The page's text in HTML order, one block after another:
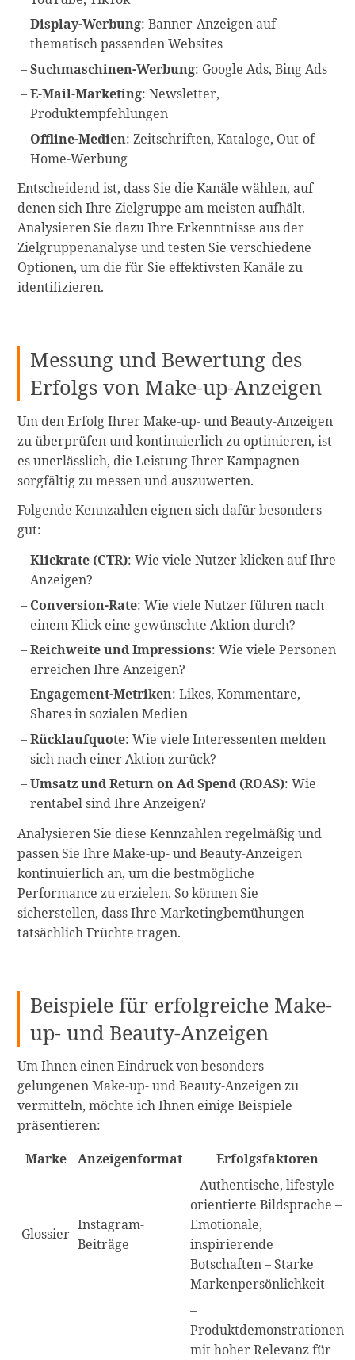
Display-Werbung: Banner-Anzeigen auf
thematisch passenden Websites
Suchmaschinen-Werbung: Google Ads, Bing Ads
E-Mail-Marketing: Newsletter,
Produktempfehlungen
Offline-Medien: Zeitschriften, Kataloge, Out-of-
Home-Werbung
Entscheidend ist, dass Sie die Kanäle wählen, auf
denen sich Ihre Zielgruppe am meisten aufhält.
Analysieren Sie dazu Ihre Erkenntnisse aus der
Zielgruppenanalyse und testen Sie verschiedene
Optionen, um die für Sie effektivsten Kanäle zu
identifizieren.
Messung und Bewertung des
Erfolgs von Make-up-Anzeigen
Um den Erfolg Ihrer Make-up- und Beauty-Anzeigen
zu überprüfen und kontinuierlich zu optimieren, ist
es unerlässlich, die Leistung Ihrer Kampagnen
sorgfältig zu messen und auszuwerten.
Folgende Kennzahlen eignen sich dafür besonders
gut:
Klickrate (CTR): Wie viele Nutzer klicken auf Ihre
Anzeigen?
Conversion-Rate: Wie viele Nutzer führen nach
einem Klick eine gewünschte Aktion durch?
Reichweite und Impressions: Wie viele Personen
erreichen Ihre Anzeigen?
Engagement-Metriken: Likes, Kommentare,
Shares in sozialen Medien
Rücklaufquote: Wie viele Interessenten melden
sich nach einer Aktion zurück?
Umsatz und Return on Ad Spend (ROAS): Wie
rentabel sind Ihre Anzeigen?
Analysieren Sie diese Kennzahlen regelmäßig und
passen Sie Ihre Make-up- und Beauty-Anzeigen
kontinuierlich an, um die bestmögliche
Performance zu erzielen. So können Sie
sicherstellen, dass Ihre Marketingbemühungen
tatsächlich Früchte tragen.
Beispiele für erfolgreiche Make-
up- und Beauty-Anzeigen
Um Ihnen einen Eindruck von besonders
gelungenen Make-up- und Beauty-Anzeigen zu
vermitteln, möchte ich Ihnen einige Beispiele
präsentieren:
Marke
Anzeigenformat Erfolgsfaktoren
Glossier
Instagram-
Beiträge
– Authentische, lifestyle-
orientierte Bildsprache –
Emotionale,
inspirierende
Botschaften – Starke
Markenpersönlichkeit
–
Produktdemonstrationen
mit hoher Relevanz für